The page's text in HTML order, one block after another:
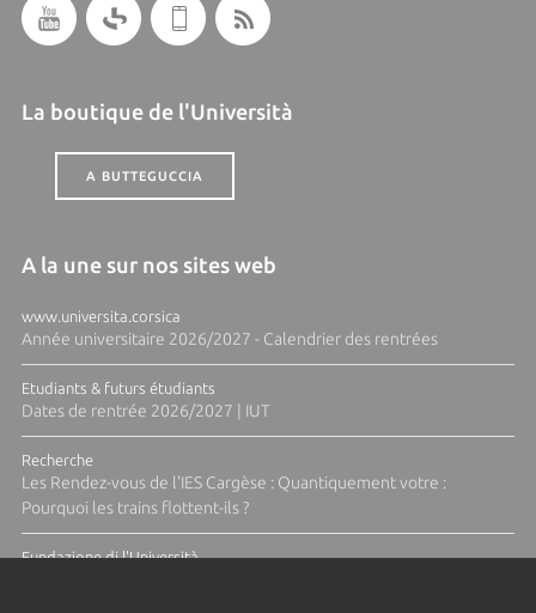
La boutique de l'Università
A BUTTEGUCCIA
A la une sur nos sites web
www.universita.corsica
Année universitaire 2026/2027 - Calendrier des rentrées
Etudiants & futurs étudiants
Dates de rentrée 2026/2027 | IUT
Recherche
Les Rendez-vous de l'IES Cargèse : Quantiquement votre :
Pourquoi les trains flottent-ils ?
Fundazione di l'Università